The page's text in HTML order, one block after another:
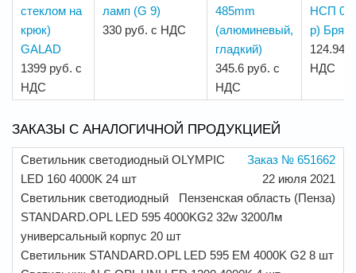
стеклом на
крюк)
GALAD
1399 руб. с
НДС
ламп (G 9)
330 руб. с НДС
485mm
(алюминевый,
гладкий)
345.6 руб. с
НДС
НСП
р)
124.94
НДС
ЗАКАЗЫ С АНАЛОГИЧНОЙ ПРОДУКЦИЕЙ
Заказ № 651662
22 июля 2021
Пензенская область (Пенза)
Светильник светодиодный OLYMPIC
LED 160 4000K 24 шт
Светильник светодиодный
STANDARD.OPL LED 595 4000KG2 32w 3200Лм
универсальный корпус 20 шт
Светильник STANDARD.OPL LED 595 EM 4000K G2 8 шт